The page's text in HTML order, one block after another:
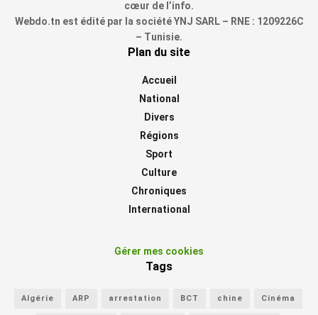
cœur de l’info.
Webdo.tn est édité par la société YNJ SARL – RNE : 1209226C
– Tunisie.
Plan du site
Accueil
National
Divers
Régions
Sport
Culture
Chroniques
International
Gérer mes cookies
Tags
Algérie ARP arrestation BCT chine Cinéma